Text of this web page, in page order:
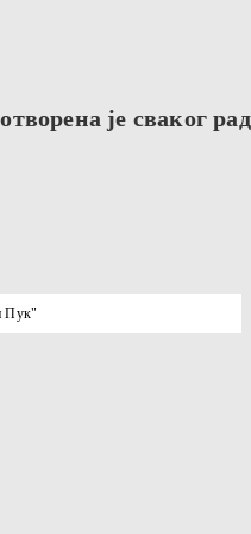
је сваког
Пук"